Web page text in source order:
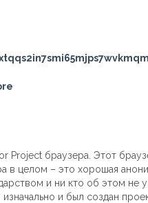
Project браузера. Этот
в целом – это хорошая
и ни кто об этом не
и был создан